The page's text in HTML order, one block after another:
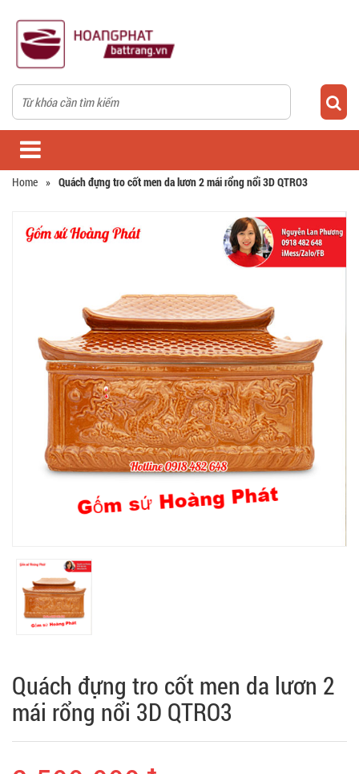
Home » Quách đựng tro cốt men da lươn 2 mái rổng nổi 3D QTRO3
Quách đựng tro cốt men da lươn 2
mái rổng nổi 3D QTRO3